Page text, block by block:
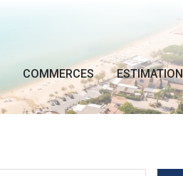
COMMERCES ESTIMATION